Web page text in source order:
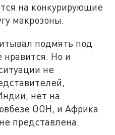
на конкурирующие
макрозоны.
подмять под
нравится. Но и
не
нет на
ООН, и Африка
представлена.